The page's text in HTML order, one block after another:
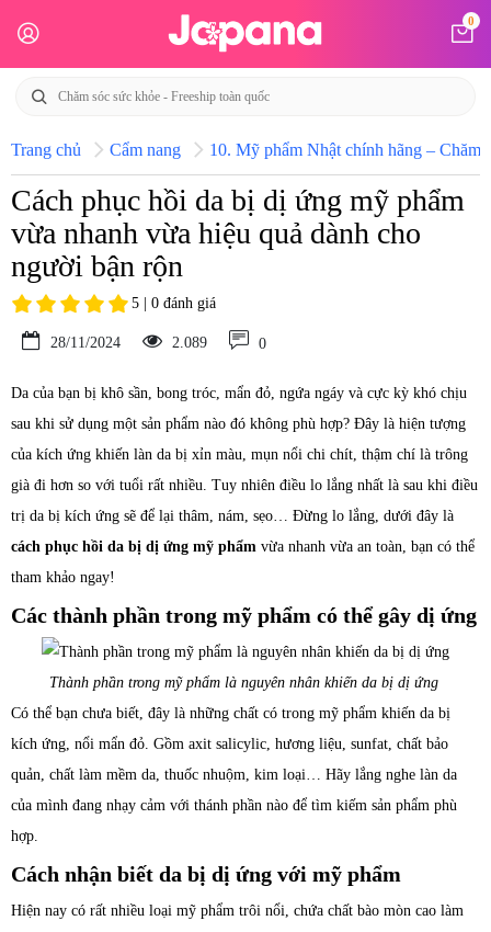
0
Trang chủ Cẩm nang 10. Mỹ phẩm Nhật chính hãng – Chăm
Cách phục hồi da bị dị ứng mỹ phẩm
vừa nhanh vừa hiệu quả dành cho
người bận rộn
5 | 0 đánh giá
28/11/2024 2.089 0
Da của bạn bị khô sần, bong tróc, mẩn đỏ, ngứa ngáy và cực kỳ khó chịu
sau khi sử dụng một sản phẩm nào đó không phù hợp? Đây là hiện tượng
của kích ứng khiến làn da bị xỉn màu, mụn nổi chi chít, thậm chí là trông
già đi hơn so với tuổi rất nhiều. Tuy nhiên điều lo lắng nhất là sau khi điều
trị da bị kích ứng sẽ để lại thâm, nám, sẹo… Đừng lo lắng, dưới đây là
cách phục hồi da bị dị ứng mỹ phẩm vừa nhanh vừa an toàn, bạn có thể
tham khảo ngay!
Các thành phần trong mỹ phẩm có thể gây dị ứng
Thành phần trong mỹ phẩm là nguyên nhân khiến da bị dị ứng
Có thể bạn chưa biết, đây là những chất có trong mỹ phẩm khiến da bị
kích ứng, nổi mẩn đỏ. Gồm axit salicylic, hương liệu, sunfat, chất bảo
quản, chất làm mềm da, thuốc nhuộm, kim loại… Hãy lắng nghe làn da
của mình đang nhạy cảm với thánh phần nào để tìm kiếm sản phẩm phù
hợp.
Cách nhận biết da bị dị ứng với mỹ phẩm
Hiện nay có rất nhiều loại mỹ phẩm trôi nổi, chứa chất bào mòn cao làm